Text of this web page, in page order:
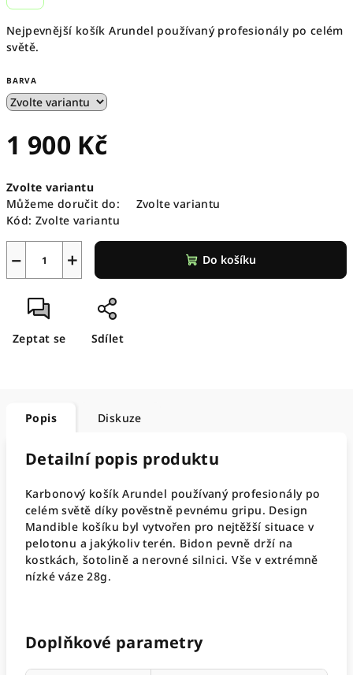
Nejpevnější košík Arundel používaný profesionály po celém
světě.
BARVA
1 900 Kč
cena:
Zvolte variantu
Můžeme doručit do:
Zvolte variantu
Kód: Zvolte variantu
+
− Do košíku
Zeptat se Sdílet
Popis Diskuze
Detailní popis produktu
Karbonový košík Arundel používaný profesionály po
celém světě díky pověstně pevnému gripu. Design
Mandible košíku byl vytvořen pro nejtěžší situace v
pelotonu a jakýkoliv terén. Bidon pevně drží na
kostkách, šotolině a nerovné silnici. Vše v extrémně
nízké váze 28g.
Doplňkové parametry